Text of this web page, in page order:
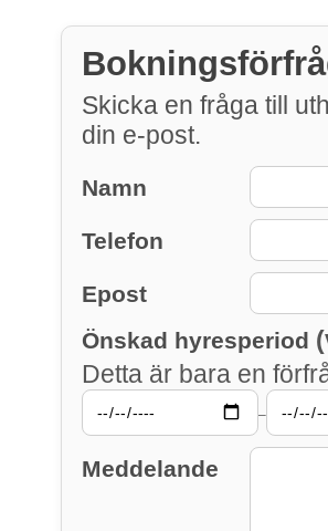
Skicka en fråga till
din e-post.
Namn
Telefon
Epost
Önskad hyresperiod
Detta är bara en
–
Meddelande